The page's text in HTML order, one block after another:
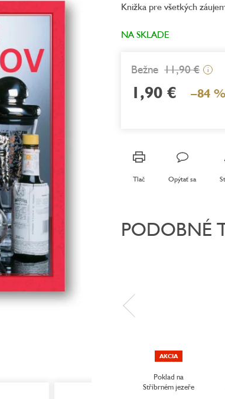
je
Knižka pre všetkých
NA SKLADE
11,90 € i
1,90 € –84 %
Tlač Opýtať sa
PODOBNÉ
AKCIA
Poklad na
Stříbrném jezeře